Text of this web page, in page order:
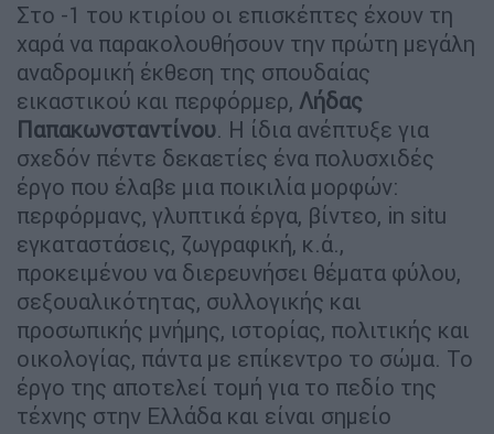
Στο -1 του κτιρίου οι επισκέπτες έχουν τη
χαρά να παρακολουθήσουν την πρώτη μεγάλη
αναδρομική έκθεση της σπουδαίας
εικαστικού και περφόρμερ, Λήδας
Παπακωνσταντίνου. Η ίδια ανέπτυξε για
σχεδόν πέντε δεκαετίες ένα πολυσχιδές
έργο που έλαβε μια ποικιλία μορφών:
περφόρμανς, γλυπτικά έργα, βίντεο, in situ
εγκαταστάσεις, ζωγραφική, κ.ά.,
προκειμένου να διερευνήσει θέματα φύλου,
σεξουαλικότητας, συλλογικής και
προσωπικής μνήμης, ιστορίας, πολιτικής και
οικολογίας, πάντα με επίκεντρο το σώμα. Το
έργο της αποτελεί τομή για το πεδίο της
τέχνης στην Ελλάδα και είναι σημείο